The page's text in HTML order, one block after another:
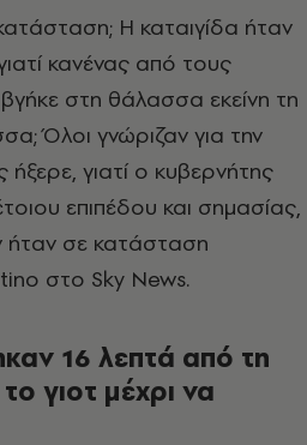
Η καταιγίδα ήταν
κανένας από τους
στη θάλασσα εκείνη τη
Όλοι γνώριζαν για την
γιατί ο κυβερνήτης
επιπέδου και σημασίας,
ήταν σε κατάσταση
στο Sky News.
16 λεπτά από τη
γιοτ μέχρι να